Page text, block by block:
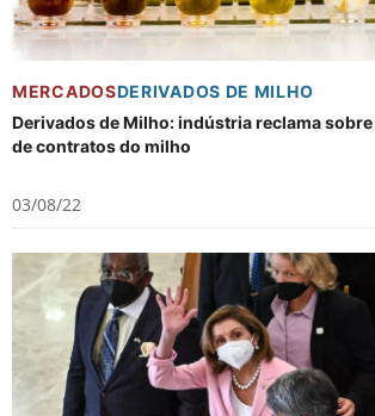
MERCADOSDERIVADOS DE MILHO
Derivados de Milho: indústria reclama
de contratos do milho
03/08/22